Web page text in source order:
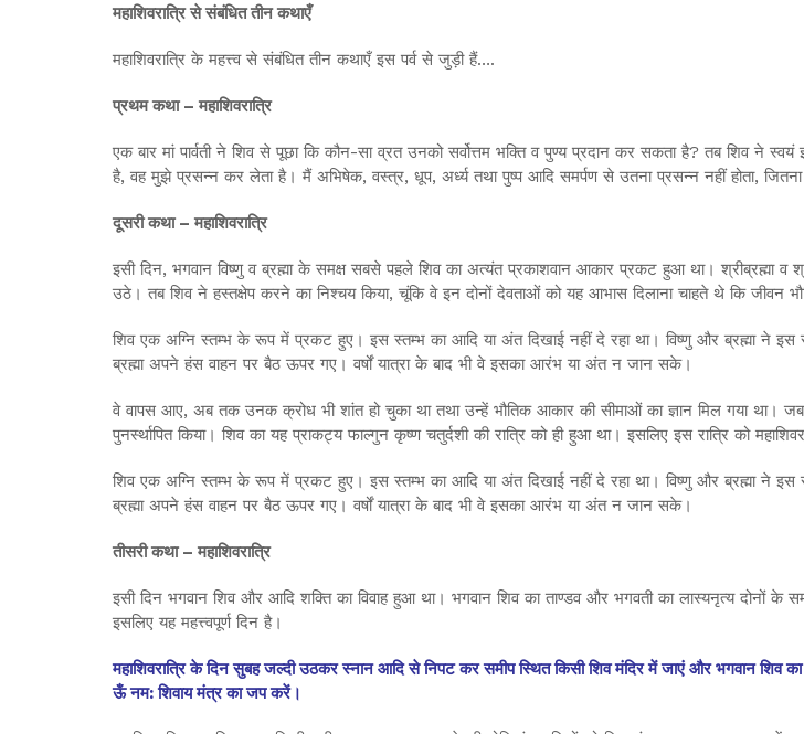
महाशिवरात्रि से संबंधित तीन कथाएँ
महाशिवरात्रि के महत्त्व से संबंधित तीन कथाएँ इस पर्व से जुड़ी हैं….
प्रथम कथा – महाशिवरात्रि
एक बार मां पार्वती ने शिव से पूछा कि कौन-सा व्रत उनको सर्वोत्तम भक्ति व पुण्य प्रदान कर सकता है? तब शिव ने
है, वह मुझे प्रसन्न कर लेता है। मैं अभिषेक, वस्त्र, धूप, अर्ध्य तथा पुष्प आदि समर्पण से उतना प्रसन्न नहीं होता,
दूसरी कथा – महाशिवरात्रि
इसी दिन, भगवान विष्णु व ब्रह्मा के समक्ष सबसे पहले शिव का अत्यंत प्रकाशवान आकार प्रकट हुआ था। श्रीब्रह्मा व
उठे। तब शिव ने हस्तक्षेप करने का निश्चय किया, चूंकि वे इन दोनों देवताओं को यह आभास दिलाना चाहते थे कि जीवन
शिव एक अग्नि स्तम्भ के रूप में प्रकट हुए। इस स्तम्भ का आदि या अंत दिखाई नहीं दे रहा था। विष्णु और ब्रह्मा ने
ब्रह्मा अपने हंस वाहन पर बैठ ऊपर गए। वर्षों यात्रा के बाद भी वे इसका आरंभ या अंत न जान सके।
वे वापस आए, अब तक उनक क्रोध भी शांत हो चुका था तथा उन्हें भौतिक आकार की सीमाओं का ज्ञान मिल गया था।
पुनर्स्थापित किया। शिव का यह प्राकट्य फाल्गुन कृष्ण चतुर्दशी की रात्रि को ही हुआ था। इसलिए इस रात्रि को
शिव एक अग्नि स्तम्भ के रूप में प्रकट हुए। इस स्तम्भ का आदि या अंत दिखाई नहीं दे रहा था। विष्णु और ब्रह्मा ने
ब्रह्मा अपने हंस वाहन पर बैठ ऊपर गए। वर्षों यात्रा के बाद भी वे इसका आरंभ या अंत न जान सके।
तीसरी कथा – महाशिवरात्रि
इसी दिन भगवान शिव और आदि शक्ति का विवाह हुआ था। भगवान शिव का ताण्डव और भगवती का लास्यनृत्य दोनों
इसलिए यह महत्त्वपूर्ण दिन है।
महाशिवरात्रि के दिन सुबह जल्दी उठकर स्नान आदि से निपट कर समीप स्थित किसी शिव मंदिर में जाएं और भगवान
ऊँ नम: शिवाय मंत्र का जप करें।